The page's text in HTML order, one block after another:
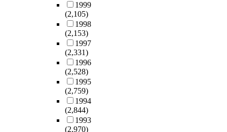
1999
(2,105)
1998
(2,153)
1997
(2,331)
1996
(2,528)
1995
(2,759)
1994
(2,844)
1993
(2,970)